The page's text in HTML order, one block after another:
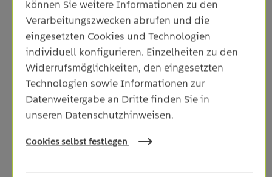
Das neue Logo der Netze ODR GmbH
Zurück zur Nachrichtenübersicht
können Sie weitere Informationen zu den
Verarbeitungszwecken abrufen und die
eingesetzten Cookies und Technologien
individuell konfigurieren. Einzelheiten zu den
Widerrufsmöglichkeiten, den eingesetzten
Technologien sowie Informationen zur
Datenweitergabe an Dritte finden Sie in
unseren Datenschutzhinweisen.
Cookies selbst festlegen